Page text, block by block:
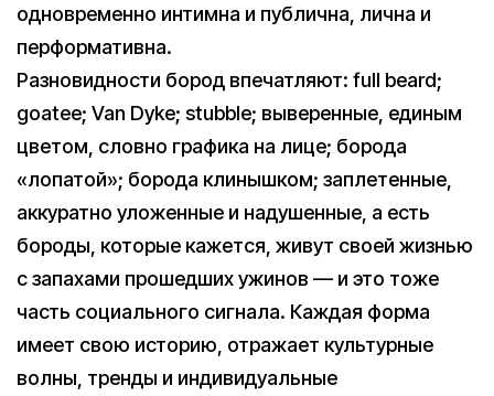
одновременно интимна и публична, лична и
перформативна.
Разновидности бород впечатляют: full beard;
goatee; Van Dyke; stubble; выверенные, единым
цветом, словно графика на лице; борода
«лопатой»; борода клинышком; заплетенные,
аккуратно уложенные и надушенные, а есть
бороды, которые кажется, живут своей жизнью
с запахами прошедших ужинов — и это тоже
часть социального сигнала. Каждая форма
имеет свою историю, отражает культурные
волны, тренды и индивидуальные